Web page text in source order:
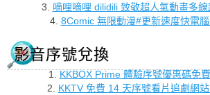
3. 嘀哩嘀哩 dilidili 致敬超人氣動畫多
4. 8Comic 無限動漫#更新速度快電
影音序號兌換
1. KKBOX Prime 體驗序號優惠碼免
2. KKTV 免費 14 天序號看片追劇網